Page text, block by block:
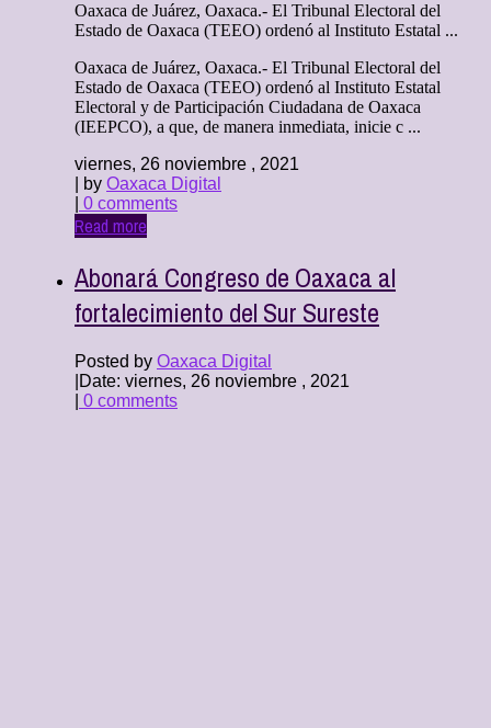
Oaxaca de Juárez, Oaxaca.- El Tribunal Electoral del
Estado de Oaxaca (TEEO) ordenó al Instituto Estatal ...
Oaxaca de Juárez, Oaxaca.- El Tribunal Electoral del
Estado de Oaxaca (TEEO) ordenó al Instituto Estatal
Electoral y de Participación Ciudadana de Oaxaca
(IEEPCO), a que, de manera inmediata, inicie c ...
viernes, 26 noviembre , 2021
| by Oaxaca Digital
0 comments
Read more
Abonará Congreso de Oaxaca al
fortalecimiento del Sur Sureste
Posted by Oaxaca Digital
Date: viernes, 26 noviembre , 2021
0 comments